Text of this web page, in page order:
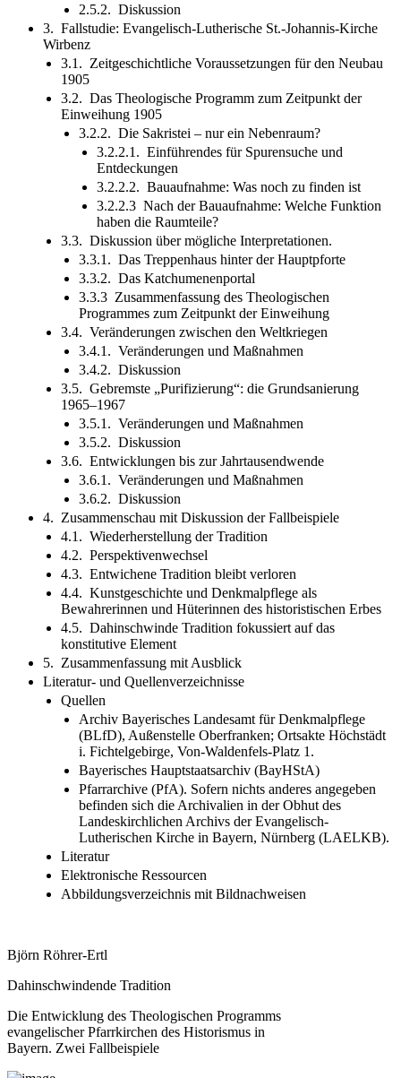
2.5.2. Diskussion
3. Fallstudie: Evangelisch-Lutherische St.-Johannis-Kirche
Wirbenz
3.1. Zeitgeschichtliche Voraussetzungen für den Neubau
1905
3.2. Das Theologische Programm zum Zeitpunkt der
Einweihung 1905
3.2.2. Die Sakristei – nur ein Nebenraum?
3.2.2.1. Einführendes für Spurensuche und
Entdeckungen
3.2.2.2. Bauaufnahme: Was noch zu finden ist
3.2.2.3 Nach der Bauaufnahme: Welche Funktion
haben die Raumteile?
3.3. Diskussion über mögliche Interpretationen.
3.3.1. Das Treppenhaus hinter der Hauptpforte
3.3.2. Das Katchumenenportal
3.3.3 Zusammenfassung des Theologischen
Programmes zum Zeitpunkt der Einweihung
3.4. Veränderungen zwischen den Weltkriegen
3.4.1. Veränderungen und Maßnahmen
3.4.2. Diskussion
3.5. Gebremste „Purifizierung“: die Grundsanierung
1965–1967
3.5.1. Veränderungen und Maßnahmen
3.5.2. Diskussion
3.6. Entwicklungen bis zur Jahrtausendwende
3.6.1. Veränderungen und Maßnahmen
3.6.2. Diskussion
4. Zusammenschau mit Diskussion der Fallbeispiele
4.1. Wiederherstellung der Tradition
4.2. Perspektivenwechsel
4.3. Entwichene Tradition bleibt verloren
4.4. Kunstgeschichte und Denkmalpflege als
Bewahrerinnen und Hüterinnen des historistischen Erbes
4.5. Dahinschwinde Tradition fokussiert auf das
konstitutive Element
5. Zusammenfassung mit Ausblick
Literatur- und Quellenverzeichnisse
Quellen
Archiv Bayerisches Landesamt für Denkmalpflege
(BLfD), Außenstelle Oberfranken; Ortsakte Höchstädt
i. Fichtelgebirge, Von-Waldenfels-Platz 1.
Bayerisches Hauptstaatsarchiv (BayHStA)
Pfarrarchive (PfA). Sofern nichts anderes angegeben
befinden sich die Archivalien in der Obhut des
Landeskirchlichen Archivs der Evangelisch-
Lutherischen Kirche in Bayern, Nürnberg (LAELKB).
Literatur
Elektronische Ressourcen
Abbildungsverzeichnis mit Bildnachweisen
Björn Röhrer-Ertl
Dahinschwindende Tradition
Die Entwicklung des Theologischen Programms
evangelischer Pfarrkirchen des Historismus in
Bayern. Zwei Fallbeispiele